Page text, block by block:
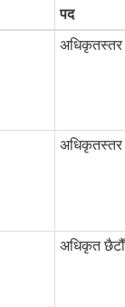
पद
अधिकृतस्तर
अधिकृत छैटौँ